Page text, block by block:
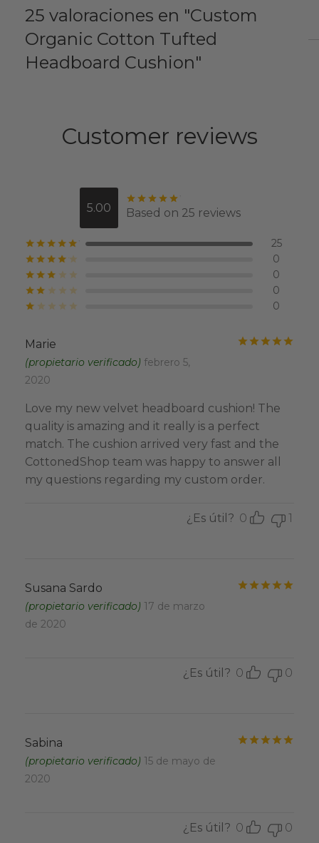
25 valoraciones en
Custom
Organic Cotton Tufted
Headboard Cushion
Customer reviews
5.00 Based on 25 reviews
Valorado conde 5 25
0
0
0
0
Marie
(propietario verificado) febrero 5,
2020
Love my new velvet headboard cushion! The
quality is amazing and it really is a perfect
match. The cushion arrived very fast and the
CottonedShop team was happy to answer all
my questions regarding my custom order.
¿Es útil? 0 1
Susana Sardo
(propietario verificado) 17 de marzo
de 2020
¿Es útil? 0 0
Sabina
(propietario verificado) 15 de mayo de
2020
¿Es útil? 0 0